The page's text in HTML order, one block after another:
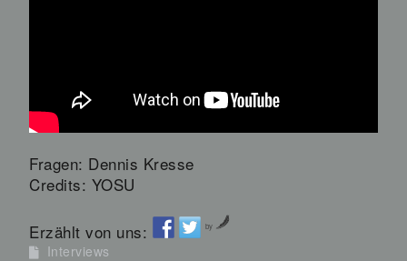
Fragen: Dennis Kresse
Credits: YOSU
Erzählt von uns: by
Interviews